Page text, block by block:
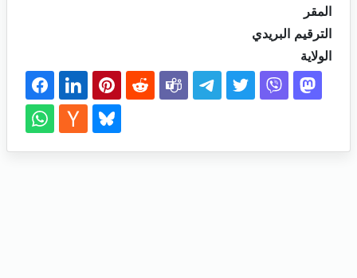
المقر
الترقيم البريدي
الولاية